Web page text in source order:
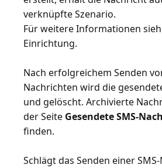
verknüpfte Szenario.
Für weitere Informationen
Einrichtung.
Nach erfolgreichem Senden
Nachrichten wird die
und gelöscht. Archivierte
der Seite Gesendete SMS-
finden.
Schlägt das Senden einer